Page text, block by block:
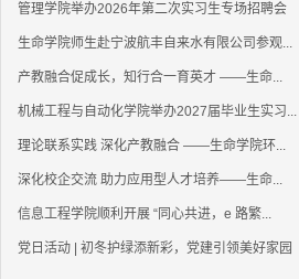
管理学院举办2026年第二次实习生专场招聘会
生命学院师生赴宁波航丰自来水有限公司参观...
产教融合促成长，知行合一育英才 ——生命...
机械工程与自动化学院举办2027届毕业生实习...
理论联系实践 深化产教融合 ——生命学院环...
深化校企交流 助力应用型人才培养——生命...
信息工程学院顺利开展 “同心共进，e 路繁...
党日活动 | 初冬护绿添新彩，党建引领美好家园